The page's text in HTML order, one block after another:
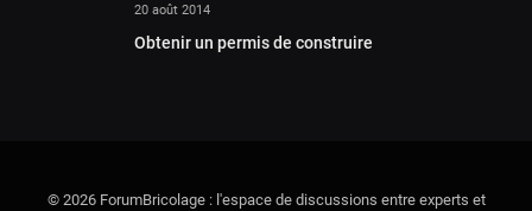
20 août 2014
Obtenir un permis de construire
© 2026 ForumBricolage : l'espace de discussions entre experts et